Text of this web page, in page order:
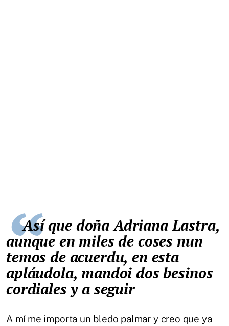
Así que doña Adriana Lastra,
aunque en miles de coses nun
temos de acuerdu, en esta
apláudola, mandoi dos besinos
cordiales y a seguir
A mí me importa un bledo palmar y creo que ya